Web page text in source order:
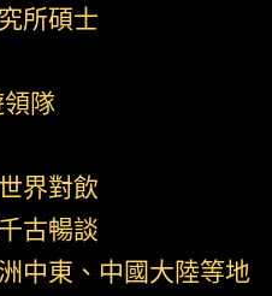
所碩士
隊
界對飲
古暢談
中東、中國大陸等地